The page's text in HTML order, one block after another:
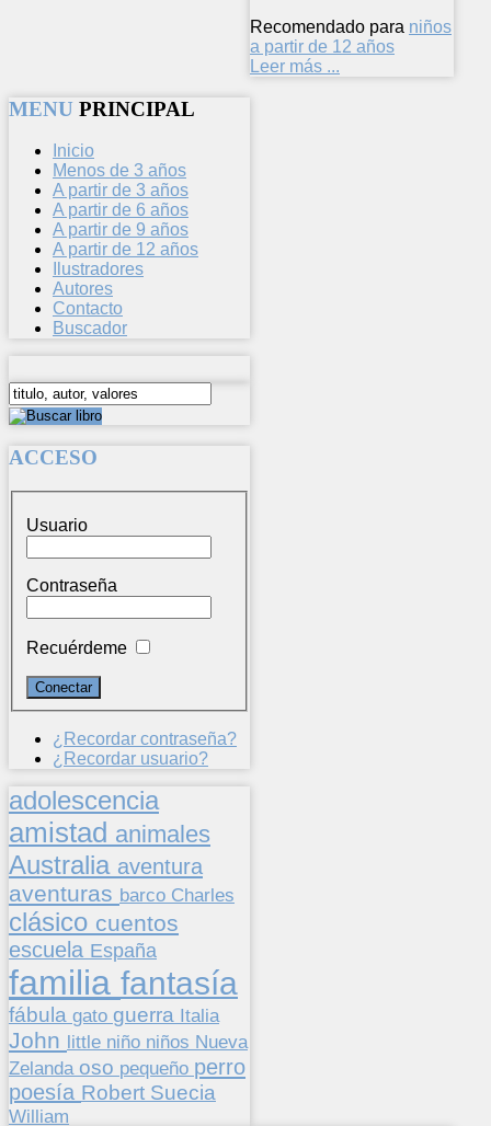
Recomendado para niños
a partir de 12 años
Leer más ...
MENU PRINCIPAL
Inicio
Menos de 3 años
A partir de 3 años
A partir de 6 años
A partir de 9 años
A partir de 12 años
Ilustradores
Autores
Contacto
Buscador
ACCESO
Usuario
Contraseña
Recuérdeme
¿Recordar contraseña?
¿Recordar usuario?
adolescencia
amistad animales
Australia aventura
aventuras barco Charles
clásico cuentos
escuela España
familia fantasía
fábula gato guerra Italia
John little niño niños Nueva
Zelanda oso pequeño perro
poesía Robert Suecia
William